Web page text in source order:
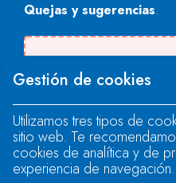
Quejas y sugerencias.
"text".
Se produjo un
"text".
Gestión de cookies
Utilizamos tres tipos de
sitio web. Te
cookies de analítica y de
experiencia de navegación.